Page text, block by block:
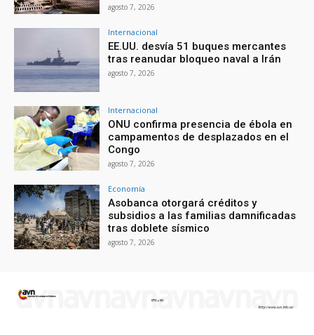
agosto 7, 2026
Internacional
EE.UU. desvía 51 buques mercantes
tras reanudar bloqueo naval a Irán
agosto 7, 2026
Internacional
ONU confirma presencia de ébola en
campamentos de desplazados en el
Congo
agosto 7, 2026
Economía
Asobanca otorgará créditos y
subsidios a las familias damnificadas
tras doblete sísmico
agosto 7, 2026